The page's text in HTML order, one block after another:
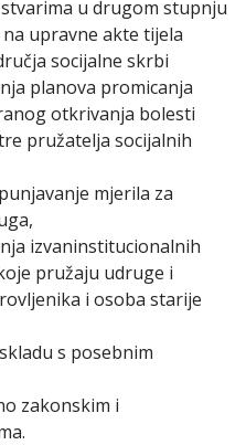
u drugom stupnju
upravne akte tijela
socijalne skrbi
planova promicanja
otkrivanja bolesti
pružatelja socijalnih
mjerila za
izvaninstitucionalnih
pružaju udruge i
i osoba starije
s posebnim
zakonskim i